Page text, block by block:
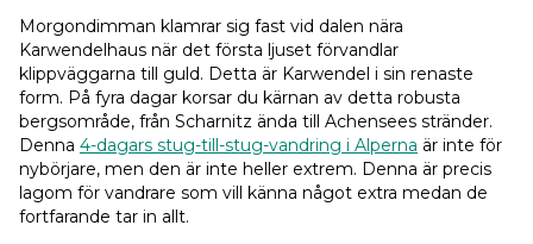
Morgondimman klamrar sig fast vid dalen nära
Karwendelhaus när det första ljuset förvandlar
klippväggarna till guld. Detta är Karwendel i sin renaste
form. På fyra dagar korsar du kärnan av detta robusta
bergsområde, från Scharnitz ända till Achensees stränder.
Denna 4-dagars stug-till-stug-vandring i Alperna är inte för
nybörjare, men den är inte heller extrem. Denna är precis
lagom för vandrare som vill känna något extra medan de
fortfarande tar in allt.